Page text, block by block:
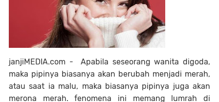
janjiMEDIA.com - Apabila seseorang wanita digoda,
maka pipinya biasanya akan berubah menjadi merah,
atau saat ia malu, maka biasanya pipinya juga akan
merona merah. fenomena ini memang lumrah di